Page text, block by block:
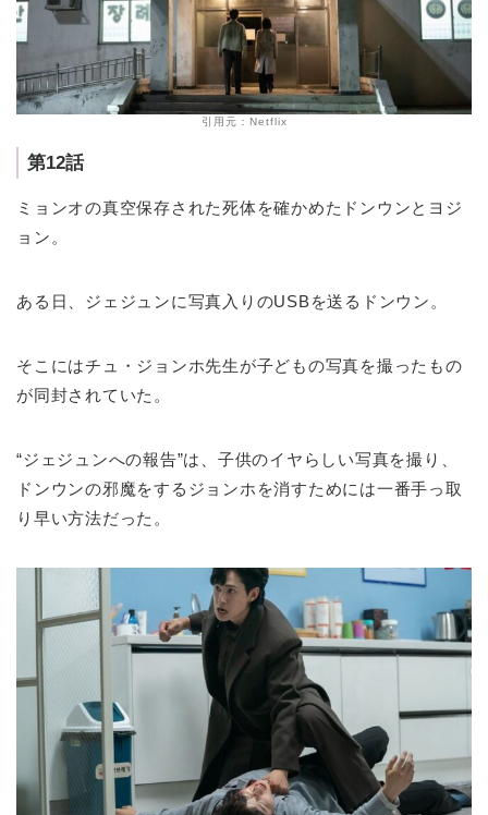
引用元：Netflix
第12話
ミョンオの真空保存された死体を確かめたドンウンとヨジ
ョン。
ある日、ジェジュンに写真入りのUSBを送るドンウン。
そこにはチュ・ジョンホ先生が子どもの写真を撮ったもの
が同封されていた。
“ジェジュンへの報告”は、子供のイヤらしい写真を撮り、
ドンウンの邪魔をするジョンホを消すためには一番手っ取
り早い方法だった。